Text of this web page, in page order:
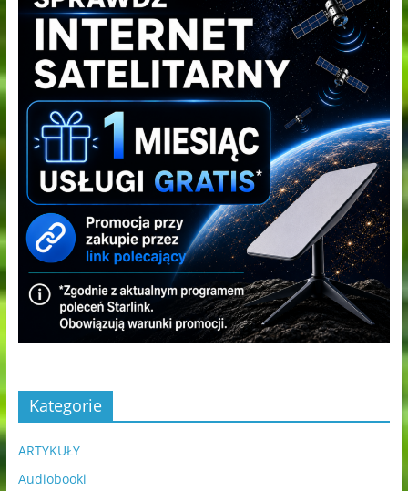
Kategorie
ARTYKUŁY
Audiobooki